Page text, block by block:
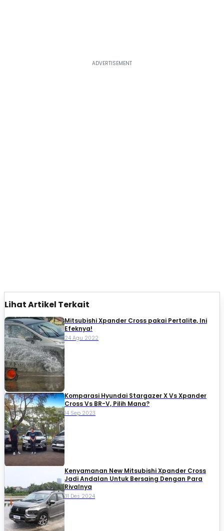
Lihat Artikel Terkait
Mitsubishi Xpander Cross pakai Pertalite, Ini
Efeknya!
24 Agu 2022
Komparasi Hyundai Stargazer X Vs Xpander
Cross Vs BR-V, Pilih Mana?
14 Sep 2023
Kenyamanan New Mitsubishi Xpander Cross
Jadi Andalan Untuk Bersaing Dengan Para
Rivalnya
31 Des 2024